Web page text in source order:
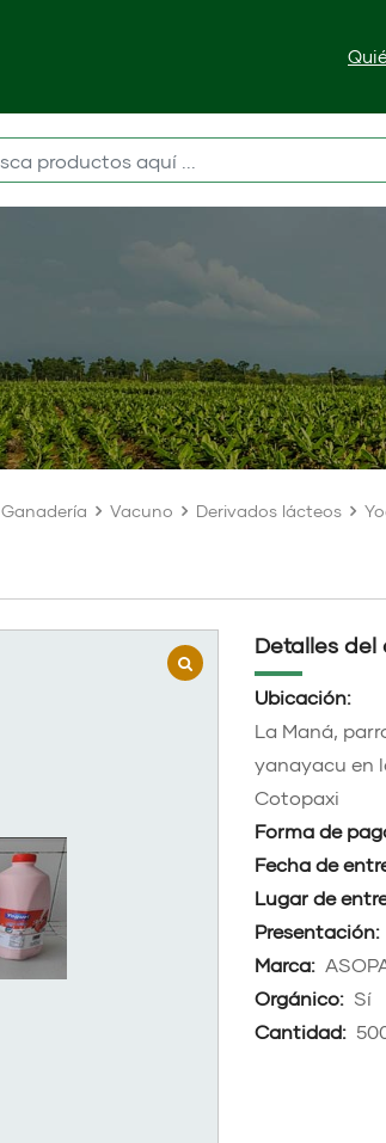
Ganadería Vacuno Derivados lácteos
Detalles del
Ubicación:
La Maná,
yanayacu en
Cotopaxi
Forma de
Fecha de
Lugar de
Presentación:
Marca:
Orgánico: Sí
Cantidad: